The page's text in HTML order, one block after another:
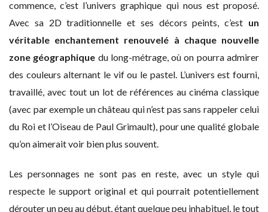
commence, c’est l’univers graphique qui nous est proposé.
Avec sa 2D traditionnelle et ses décors peints, c’est un
véritable enchantement renouvelé à chaque nouvelle
zone géographique du long-métrage, où on pourra admirer
des couleurs alternant le vif ou le pastel. L’univers est fourni,
travaillé, avec tout un lot de références au cinéma classique
(avec par exemple un château qui n’est pas sans rappeler celui
du Roi et l’Oiseau de Paul Grimault), pour une qualité globale
qu’on aimerait voir bien plus souvent.
Les personnages ne sont pas en reste, avec un style qui
respecte le support original et qui pourrait potentiellement
dérouter un peu au début, étant quelque peu inhabituel, le tout